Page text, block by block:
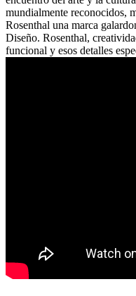
mundialmente reconocidos,
Rosenthal una marca
Diseño. Rosenthal,
funcional y esos detalles